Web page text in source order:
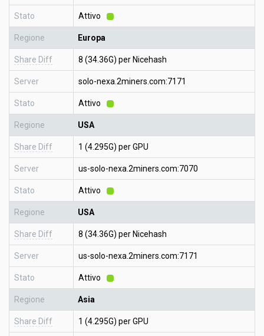
Stato Attivo
Regione Europa
Share Diff 8 (34.36G) per Nicehash
Server solo-nexa.2miners.com:7171
Stato Attivo
Regione USA
Share Diff 1 (4.295G) per GPU
Server us-solo-nexa.2miners.com:7070
Stato Attivo
Regione USA
Share Diff 8 (34.36G) per Nicehash
Server us-solo-nexa.2miners.com:7171
Stato Attivo
Regione Asia
Share Diff 1 (4.295G) per GPU